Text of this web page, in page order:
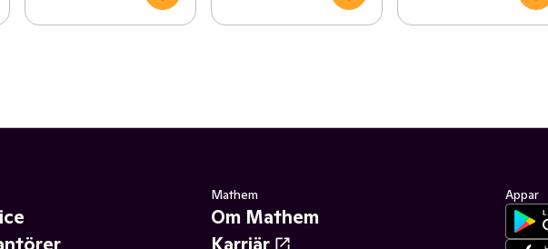
Mathem
Om Mathem
Appar